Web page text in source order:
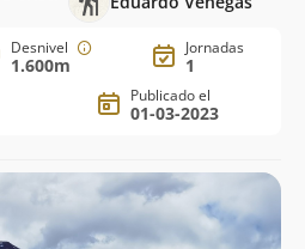
Desnivel
1.600m
Jornadas
1
Publicado el
01-03-2023